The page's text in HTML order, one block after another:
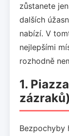
zůstanete
dalších
nabízí. V
nejlepšími
rozhodně
1.
zázraků)
Bezpochyby